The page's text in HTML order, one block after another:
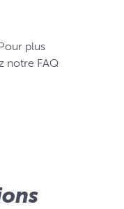
plus
notre FAQ